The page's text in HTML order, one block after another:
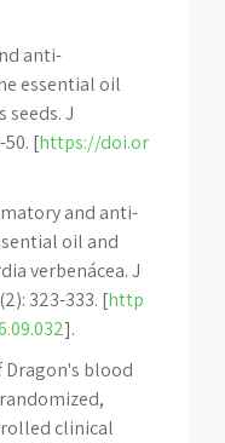
anti-
essential oil
J
[https://doi.or
and anti-
oil and
verbenácea. J
323-333. [http
].
Dragon's blood
clinical